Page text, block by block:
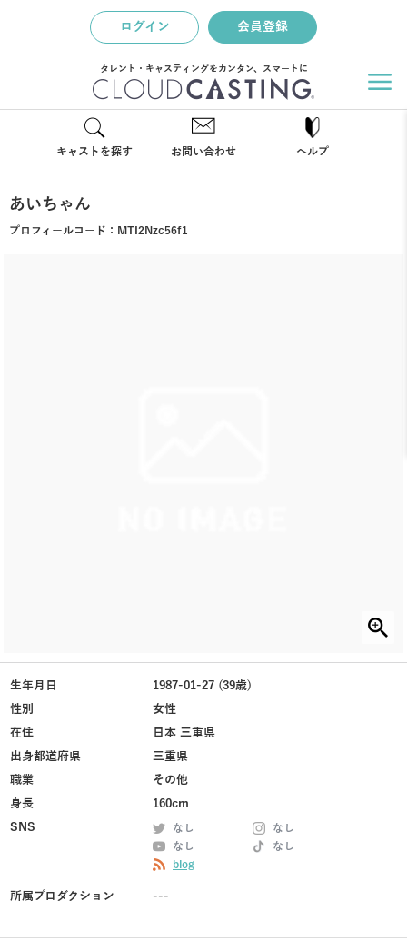
ログイン 会員登録
タレント・キャスティングをカンタン、スマートに
キャストを探す お問い合わせ ヘルプ
あいちゃん
プロフィールコード： MTI2Nzc56f1
生年月日
1987-01-27 (39歳)
性別
女性
在住
日本 三重県
出身都道府県
三重県
職業
その他
身長
160cm
SNS
なし
なし
なし
なし
blog
所属プロダクション ---